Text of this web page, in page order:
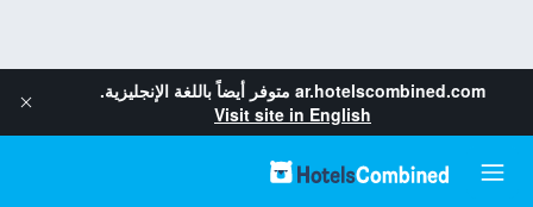
ar.hotelscombined.com متوفر أيضاً باللغة الإنجليزية.
Visit site in English